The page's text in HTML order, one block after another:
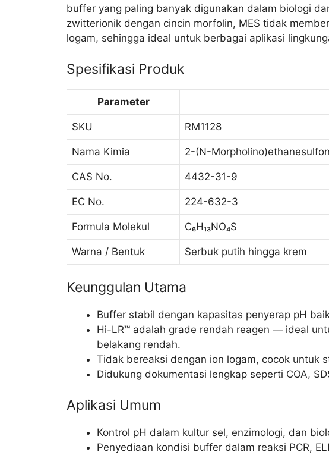
buffer yang paling banyak digunakan dalam biologi
zwitterionik dengan cincin morfolin, MES tidak
logam, sehingga ideal untuk berbagai aplikasi
Spesifikasi Produk
Parameter
SKU RM1128
Nama Kimia 2-(N-
CAS No. 4432-31-9
EC No. 224-632-3
Formula Molekul C₆H₁₃NO₄S
Warna / Bentuk Serbuk putih hingga krem
Keunggulan Utama
Buffer stabil dengan kapasitas penyerap pH
Hi-LR™ adalah grade rendah reagen — ideal
belakang rendah.
Tidak bereaksi dengan ion logam, cocok untuk
Didukung dokumentasi lengkap seperti COA,
Aplikasi Umum
Kontrol pH dalam kultur sel, enzimologi, dan
Penyediaan kondisi buffer dalam reaksi PCR,